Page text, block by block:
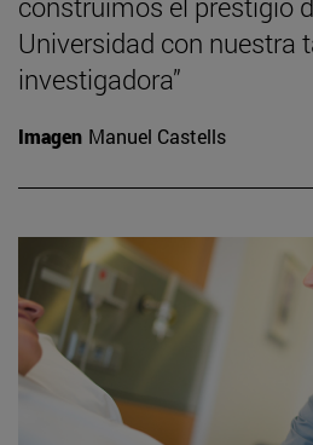
Universidad con nuestra
investigadora”
Imagen Manuel Castells